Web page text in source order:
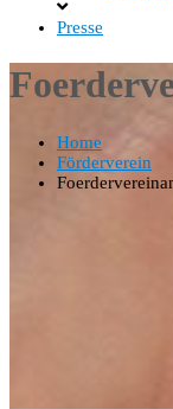
Presse
Home
Förderverein